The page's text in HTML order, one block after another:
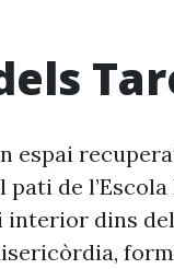
espai
pati de l’Escola
interior dins